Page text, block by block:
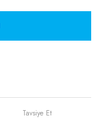
Tavsiye Et